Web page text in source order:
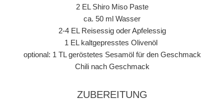
2 EL Shiro Miso Paste
ca. 50 ml Wasser
2-4 EL Reisessig oder Apfelessig
1 EL kaltgepresstes Olivenöl
optional: 1 TL geröstetes Sesamöl für den Geschmack
Chili nach Geschmack
ZUBEREITUNG